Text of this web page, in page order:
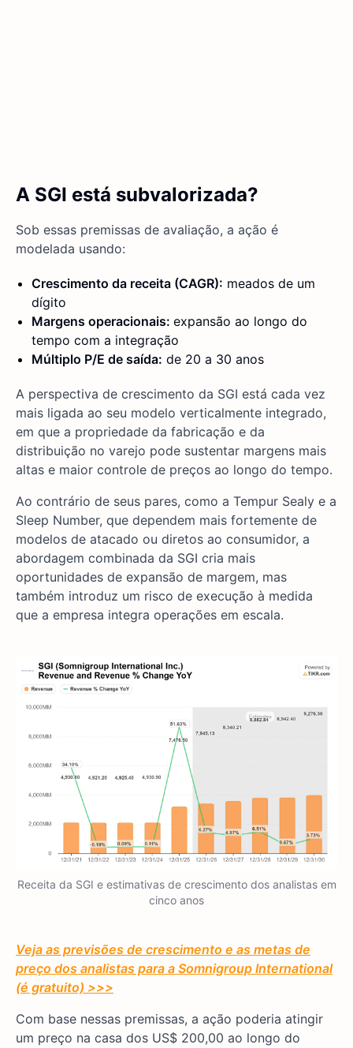
A SGI está subvalorizada?
Sob essas premissas de avaliação, a ação é
modelada usando:
Crescimento da receita (CAGR): meados de um
dígito
Margens operacionais: expansão ao longo do
tempo com a integração
Múltiplo P/E de saída: de 20 a 30 anos
A perspectiva de crescimento da SGI está cada vez
mais ligada ao seu modelo verticalmente integrado,
em que a propriedade da fabricação e da
distribuição no varejo pode sustentar margens mais
altas e maior controle de preços ao longo do tempo.
Ao contrário de seus pares, como a Tempur Sealy e a
Sleep Number, que dependem mais fortemente de
modelos de atacado ou diretos ao consumidor, a
abordagem combinada da SGI cria mais
oportunidades de expansão de margem, mas
também introduz um risco de execução à medida
que a empresa integra operações em escala.
Receita da SGI e estimativas de crescimento dos analistas em
cinco anos
Veja as previsões de crescimento e as metas de
preço dos analistas para a Somnigroup International
(é gratuito) >>>
Com base nessas premissas, a ação poderia atingir
um preço na casa dos US$ 200,00 ao longo do